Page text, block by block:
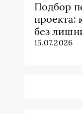
Подбор
проекта:
без
15.07.2026